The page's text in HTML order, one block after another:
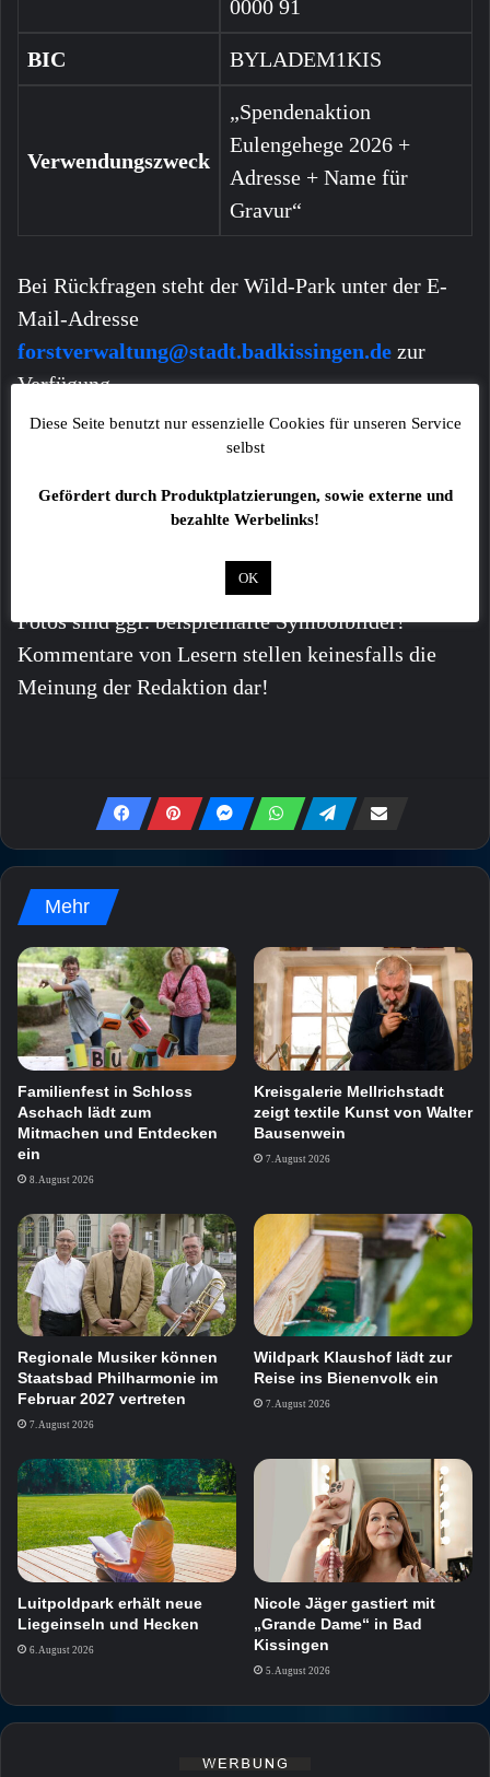
0000 91
BIC BYLADEM1KIS
Verwendungszweck
„Spendenaktion
Eulengehege 2026 +
Adresse + Name für
Gravur“
Bei Rückfragen steht der Wild-Park unter der E-
Mail-Adresse
forstverwaltung@stadt.badkissingen.de zur
Verfügung.
Alle Angaben ohne Gewähr!
Fotos sind ggf. beispielhafte Symbolbilder!
Kommentare von Lesern stellen keinesfalls die
Meinung der Redaktion dar!
Mehr
Familienfest in Schloss
Aschach lädt zum
Mitmachen und Entdecken
ein
8. August 2026
Kreisgalerie Mellrichstadt
zeigt textile Kunst von Walter
Bausenwein
7. August 2026
Regionale Musiker können
Staatsbad Philharmonie im
Februar 2027 vertreten
7. August 2026
Wildpark Klaushof lädt zur
Reise ins Bienenvolk ein
7. August 2026
Luitpoldpark erhält neue
Liegeinseln und Hecken
6. August 2026
Nicole Jäger gastiert mit
„Grande Dame“ in Bad
Kissingen
5. August 2026
Diese Seite benutzt nur essenzielle Cookies für unseren Service
selbst
Gefördert durch Produktplatzierungen, sowie externe und
bezahlte Werbelinks!
OK